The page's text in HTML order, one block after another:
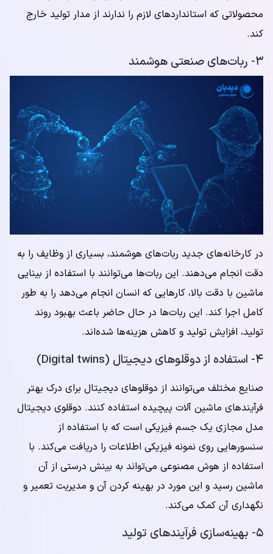
محصولاتی که استانداردهای لازم را ندارند از مدار تولید خارج
کند.
۳- ربات‌های صنعتی هوشمند
در کارخانه‌های جدید ربات‌های هوشمند، بسیاری از وظایف را به
دقت انجام می‌دهند. این ربات‌ها می‌توانند با استفاده از بینایی
ماشین با دقت بالا، کارهایی که انسان انجام می‌دهد را به طور
کامل اجرا کند. این ربات‌ها در حال حاضر باعث بهبود روند
تولید، افزایش تولید و کاهش هزینه‌ها شده‌اند.
۴- استفاده از دوقلوهای دیجیتال (Digital twins)
صنایع مختلف می‌توانند از دوقلوهای دیجیتال برای درک بهتر
فرآیندهای ماشین آلات پیچیده استفاده کنند. دوقلوی دیجیتال
مدل مجازی یک جسم فیزیکی است که با استفاده از
سنسورهایی روی نمونه فیزیکی اطلاعات را دریافت می‌کند. با
استفاده از هوش مصنوعی می‌تواند به بینش درستی از آن
ماشین رسید و این مورد در بهینه کردن آن و مدیریت تعمیر و
نگهداری آن کمک می‌کند.
۵- بهینه‌سازی فرآیندهای تولید